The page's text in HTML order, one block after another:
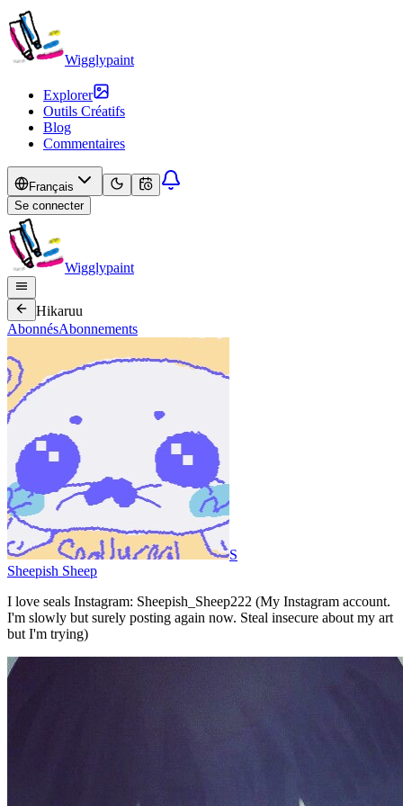
Wigglypaint
Explorer
Outils Créatifs
Blog
Commentaires
Français
Se connecter
Wigglypaint
Hikaruu
AbonnésAbonnements
S
Sheepish Sheep
I love seals Instagram: Sheepish_Sheep222 (My Instagram account.
I'm slowly but surely posting again now. Steal insecure about my art
but I'm trying)